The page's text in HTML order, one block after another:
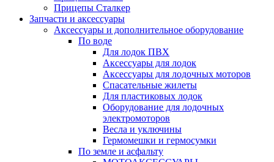
Прицепы Сталкер
Запчасти и аксессуары
Аксессуары и дополнительное оборудование
По воде
Для лодок ПВХ
Аксессуары для лодок
Аксессуары для лодочных моторов
Спасательные жилеты
Для пластиковых лодок
Оборудование для лодочных
электромоторов
Весла и уключины
Гермомешки и гермосумки
По земле и асфальту